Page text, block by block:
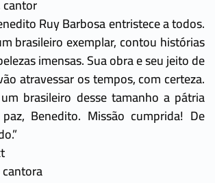
cantor
Ruy Barbosa entristece a todos.
brasileiro exemplar, contou histórias
imensas. Sua obra e seu jeito de
atravessar os tempos, com certeza.
brasileiro desse tamanho a pátria
Benedito. Missão cumprida! De